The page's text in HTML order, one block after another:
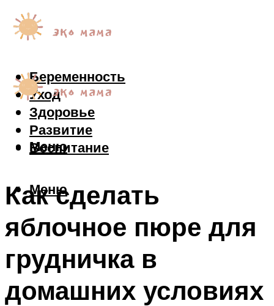
Беременность
Уход
Здоровье
Развитие
Воспитание
Меню
Меню
Как сделать
яблочное пюре для
грудничка в
домашних условиях